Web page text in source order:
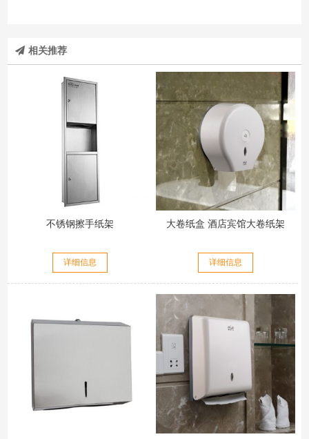
相关推荐
不锈钢擦手纸架
详细信息
大卷纸盒 酒店宾馆大卷纸架
详细信息